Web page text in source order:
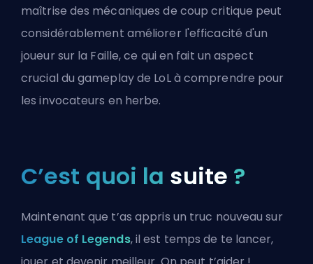
maîtrise des mécaniques de coup critique peut
considérablement améliorer l'efficacité d'un
joueur sur la Faille, ce qui en fait un aspect
crucial du gameplay de LoL à comprendre pour
les invocateurs en herbe.
C’est quoi la suite ?
Maintenant que t’as appris un truc nouveau sur
League of Legends, il est temps de te lancer,